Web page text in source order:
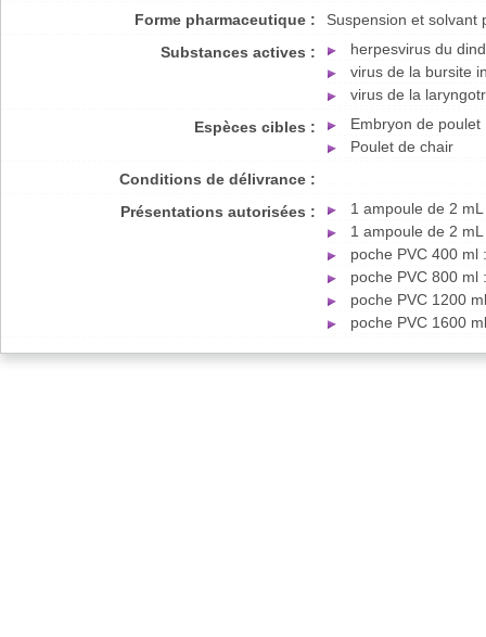
Forme pharmaceutique :
Suspension et solvant
Substances actives :
herpesvirus du
virus de la bursite
virus de la
Espèces cibles :
Embryon de poulet
Poulet de chair
Conditions de délivrance :
Présentations autorisées :
1 ampoule de 2
1 ampoule de 2
poche PVC 400 ml
poche PVC 800 ml
poche PVC 1200
poche PVC 1600